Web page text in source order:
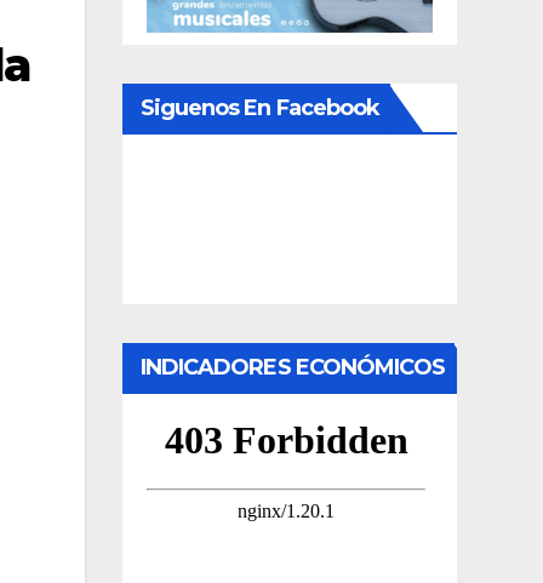
Siguenos En Facebook
INDICADORES ECONÓMICOS